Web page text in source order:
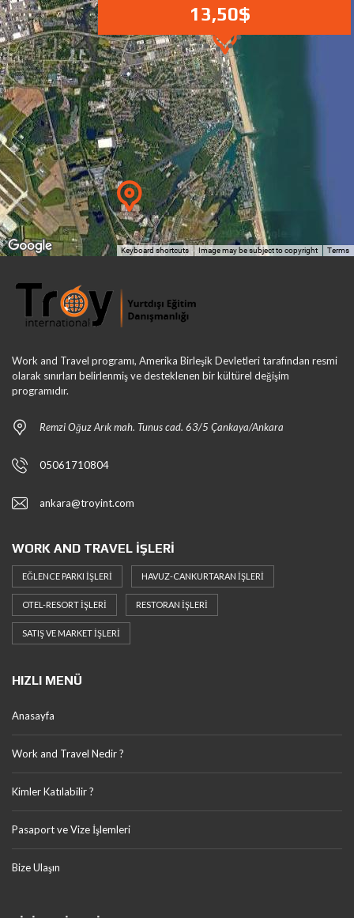
13,50$
Keyboard shortcuts Image may be subject to copyright Terms
Work and Travel programı, Amerika Birleşik Devletleri tarafından resmi
olarak sınırları belirlenmiş ve desteklenen bir kültürel değişim
programıdır.
Remzi Oğuz Arık mah. Tunus cad. 63/5 Çankaya/Ankara
05061710804
ankara@troyint.com
WORK AND TRAVEL İŞLERI
EĞLENCE PARKI İŞLERI HAVUZ-CANKURTARAN İŞLERI
OTEL-RESORT İŞLERI RESTORAN İŞLERI
SATIŞ VE MARKET İŞLERI
HIZLI MENÜ
Anasayfa
Work and Travel Nedir ?
Kimler Katılabilir ?
Pasaport ve Vize İşlemleri
Bize Ulaşın